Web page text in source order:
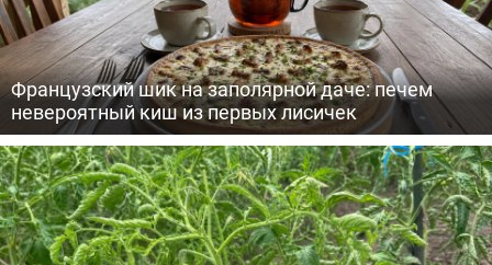
Французский шик на заполярной даче: печем
невероятный киш из первых лисичек